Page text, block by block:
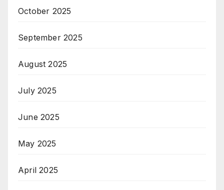
October 2025
September 2025
August 2025
July 2025
June 2025
May 2025
April 2025